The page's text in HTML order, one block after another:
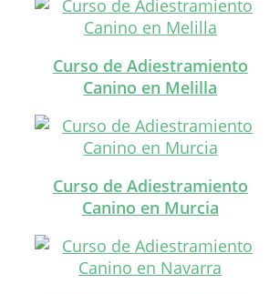
Curso de Adiestramiento
Canino en Melilla
Curso de Adiestramiento
Canino en Murcia